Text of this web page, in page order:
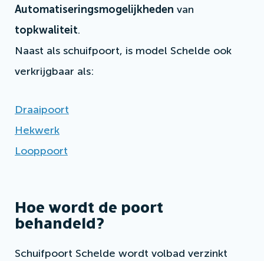
Automatiseringsmogelijkheden van
topkwaliteit.
Naast als schuifpoort, is model Schelde ook
verkrijgbaar als:
Draaipoort
Hekwerk
Looppoort
Hoe wordt de poort
behandeld?
Schuifpoort Schelde wordt volbad verzinkt